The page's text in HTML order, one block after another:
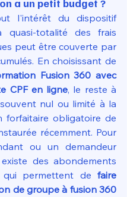
a un petit budget ?
l'intérêt du dispositif
quasi-totalité des frais
peut être couverte par
Fusion 360 avec
CPF en ligne, le reste à
nul ou limité à la
forfaitaire obligatoire de
récemment. Pour
ou un demandeur
des abondements
qui permettent de faire
de groupe à fusion 360